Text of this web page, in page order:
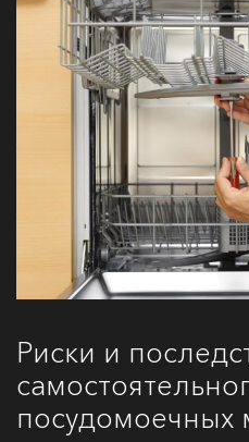
Риски и
посудомоечных